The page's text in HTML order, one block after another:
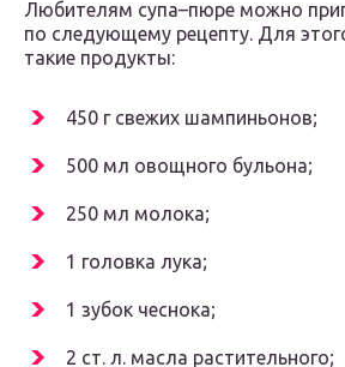
Любителям супа–пюре можно
по следующему рецепту. Для
такие продукты:
450 г свежих шампиньонов;
500 мл овощного бульона;
250 мл молока;
1 головка лука;
1 зубок чеснока;
2 ст. л. масла растительного;